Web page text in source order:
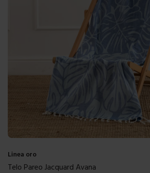
Linea oro
Telo Pareo Jacquard Avana